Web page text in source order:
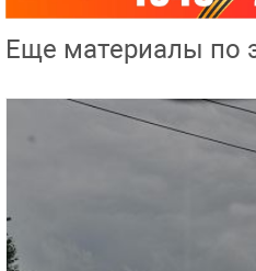
Еще материалы по